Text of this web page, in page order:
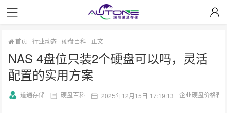
首页 -行业动态-硬盘百科- 正文
NAS 4盘位只装2个硬盘可以吗，灵活
配置的实用方案
道通存储 硬盘百科 2025年12月15日 17:19:13 企业硬盘价格表